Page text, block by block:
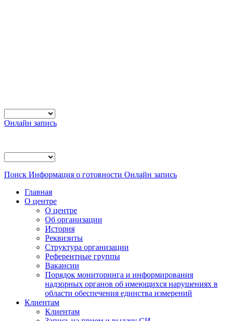
Онлайн запись
Поиск Информация о готовности Онлайн запись
Главная
О центре
О центре
Об организации
История
Реквизиты
Структура организации
Референтные группы
Вакансии
Порядок мониторинга и информирования
надзорных органов об имеющихся нарушениях в
области обеспечения единства измерений
Клиентам
Клиентам